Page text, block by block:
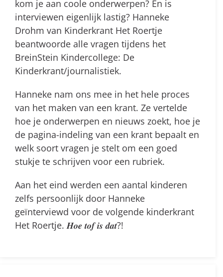
kom je aan coole onderwerpen? En is
interviewen eigenlijk lastig? Hanneke
Drohm van Kinderkrant Het Roertje
beantwoorde alle vragen tijdens het
BreinStein Kindercollege: De
Kinderkrant/journalistiek.
Hanneke nam ons mee in het hele proces
van het maken van een krant. Ze vertelde
hoe je onderwerpen en nieuws zoekt, hoe je
de pagina-indeling van een krant bepaalt en
welk soort vragen je stelt om een goed
stukje te schrijven voor een rubriek.
Aan het eind werden een aantal kinderen
zelfs persoonlijk door Hanneke
geïnterviewd voor de volgende kinderkrant
Het Roertje. 𝑯𝒐𝒆 𝒕𝒐𝒇 𝒊𝒔 𝒅𝒂𝒕?!